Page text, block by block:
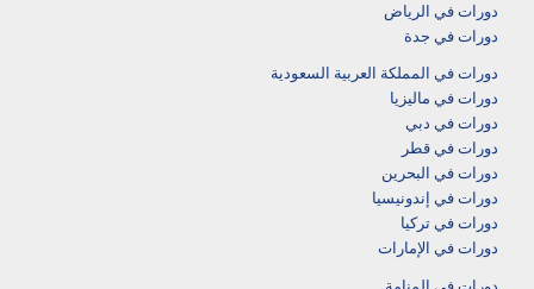
دورات في الرياض
دورات في جدة
دورات في المملكة العربية السعودية
دورات في ماليزيا
دورات في دبي
دورات في قطر
دورات في البحرين
دورات في إندونيسيا
دورات في تركيا
دورات في الإمارات